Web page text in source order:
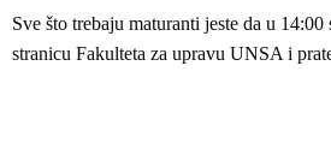
Sve što trebaju maturanti jeste da u
stranicu Fakulteta za upravu UNSA i